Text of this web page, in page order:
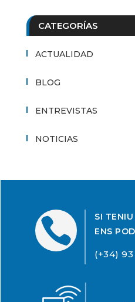
CATEGORÍAS
ACTUALIDAD
BLOG
ENTREVISTAS
NOTICIAS

SI
ENS
(+34) 93